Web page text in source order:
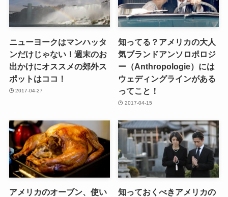
ニューヨークはマンハッタ
ンだけじゃない！週末のお
出かけにオススメの郊外ス
ポットはココ！
2017-04-27
知ってる？アメリカの大人
気ブランドアンソロポロジ
ー（Anthropologie）には
ウェディングラインがある
ってこと！
2017-04-15
アメリカのオーブン、使い
知っておくべきアメリカの